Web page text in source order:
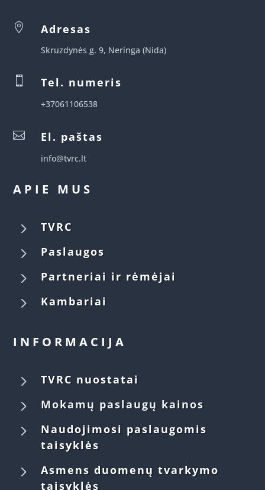
 Adresas
Skruzdynės g. 9, Neringa (Nida)
 Tel. numeris
+37061106538
 El. paštas
info@tvrc.lt
APIE MUS
5 TVRC
5 Paslaugos
5 Partneriai ir rėmėjai
5 Kambariai
INFORMACIJA
5 TVRC nuostatai
5 Mokamų paslaugų kainos
5
Naudojimosi paslaugomis
taisyklės
5
Asmens duomenų tvarkymo
taisyklės